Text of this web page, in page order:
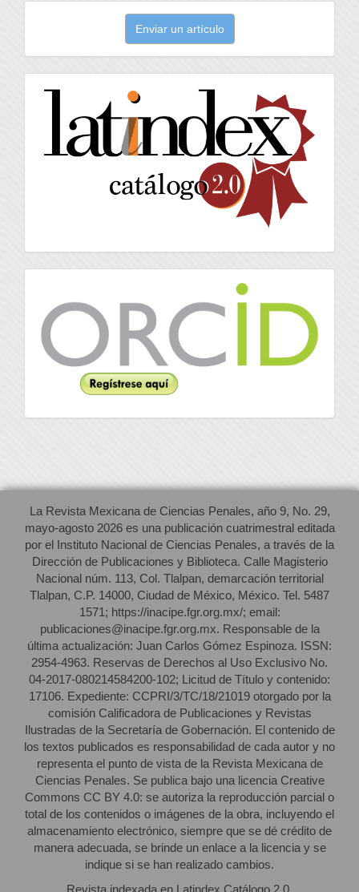
artículo
Enviar un artículo
latindex
La Revista Mexicana de Ciencias Penales, año 9, No. 29,
mayo-agosto 2026 es una publicación cuatrimestral editada
por el Instituto Nacional de Ciencias Penales, a través de la
Dirección de Publicaciones y Biblioteca. Calle Magisterio
Nacional núm. 113, Col. Tlalpan, demarcación territorial
Tlalpan, C.P. 14000, Ciudad de México, México. Tel. 5487
1571; https://inacipe.fgr.org.mx/; email:
publicaciones@inacipe.fgr.org.mx. Responsable de la
última actualización: Juan Carlos Gómez Espinoza. ISSN:
2954-4963. Reservas de Derechos al Uso Exclusivo No.
04-2017-080214584200-102; Licitud de Título y contenido:
17106. Expediente: CCPRI/3/TC/18/21019 otorgado por la
comisión Calificadora de Publicaciones y Revistas
Ilustradas de la Secretaría de Gobernación. El contenido de
los textos publicados es responsabilidad de cada autor y no
representa el punto de vista de la Revista Mexicana de
Ciencias Penales. Se publica bajo una licencia Creative
Commons CC BY 4.0: se autoriza la reproducción parcial o
total de los contenidos o imágenes de la obra, incluyendo el
almacenamiento electrónico, siempre que se dé crédito de
manera adecuada, se brinde un enlace a la licencia y se
indique si se han realizado cambios.
Revista indexada en Latindex Catálogo 2.0.